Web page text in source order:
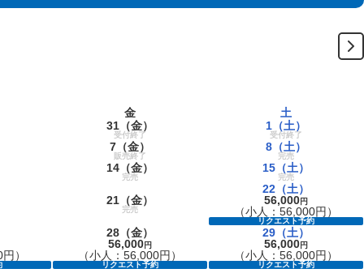
金
土
31 （金）
受付終了
1 （土）
受付終了
7 （金）
販売終了
8 （土）
完売
14 （金）
完売
15 （土）
完売
21 （金）
完売
22 （土）
56,000円
（小人：56,000円）
リクエスト予約
）
28 （金）
56,000円
（小人：56,000円）
リクエスト予約
29 （土）
56,000円
（小人：56,000円）
リクエスト予約